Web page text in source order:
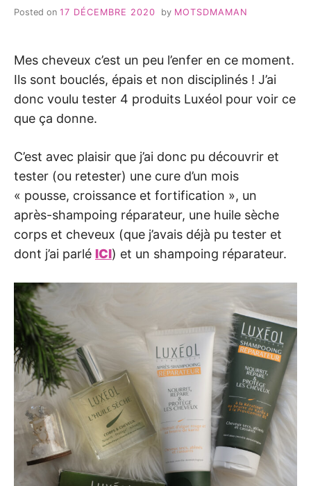
Posted on 17 DÉCEMBRE 2020 by MOTSDMAMAN
Mes cheveux c’est un peu l’enfer en ce moment.
Ils sont bouclés, épais et non disciplinés ! J’ai
donc voulu tester 4 produits Luxéol pour voir ce
que ça donne.
C’est avec plaisir que j’ai donc pu découvrir et
tester (ou retester) une cure d’un mois
« pousse, croissance et fortification », un
après-shampoing réparateur, une huile sèche
corps et cheveux (que j’avais déjà pu tester et
dont j’ai parlé ICI) et un shampoing réparateur.